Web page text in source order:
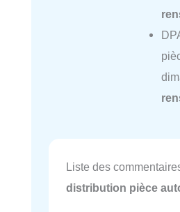
Liste des
distribution pièce